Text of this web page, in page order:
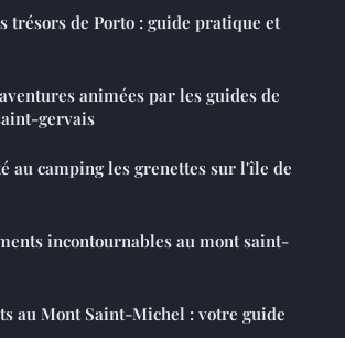
trésors de Porto : guide pratique et
animées par les guides de
gervais
au camping les grenettes sur l'île de
incontournables au mont saint-
au Mont Saint-Michel : votre guide